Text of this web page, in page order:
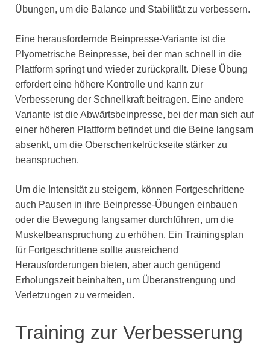
Übungen, um die Balance und Stabilität zu verbessern.
Eine herausfordernde Beinpresse-Variante ist die
Plyometrische Beinpresse, bei der man schnell in die
Plattform springt und wieder zurückprallt. Diese Übung
erfordert eine höhere Kontrolle und kann zur
Verbesserung der Schnellkraft beitragen. Eine andere
Variante ist die Abwärtsbeinpresse, bei der man sich auf
einer höheren Plattform befindet und die Beine langsam
absenkt, um die Oberschenkelrückseite stärker zu
beanspruchen.
Um die Intensität zu steigern, können Fortgeschrittene
auch Pausen in ihre Beinpresse-Übungen einbauen
oder die Bewegung langsamer durchführen, um die
Muskelbeanspruchung zu erhöhen. Ein Trainingsplan
für Fortgeschrittene sollte ausreichend
Herausforderungen bieten, aber auch genügend
Erholungszeit beinhalten, um Überanstrengung und
Verletzungen zu vermeiden.
Training zur Verbesserung